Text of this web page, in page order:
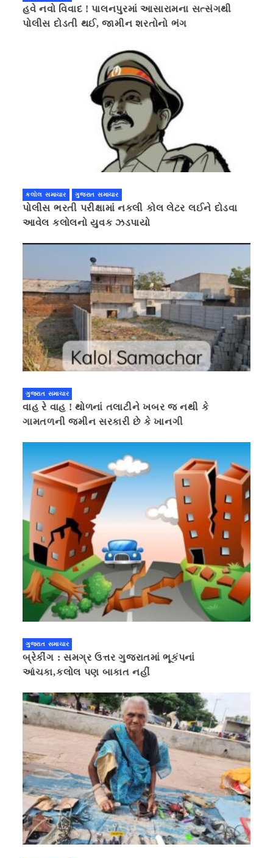
હવે નવો વિવાદ ! પાલનપુરમાં આસારામના સત્સંગથી
પોલીસ દોડતી થઈ, જામીન શરતોનો ભંગ
કલોલ સમાચાર ગુજરાત સમાચાર
પોલીસ ભરતી પરીક્ષામાં નકલી કોલ લેટર લઈને દોડવા
આવેલ કલોલનો યુવક ઝડપાયો
ગુજરાત સમાચાર
વાહ રે વાહ ! થોળનાં તલાટીને ખબર જ નથી કે
ગામતળની જમીન સરકારી છે કે ખાનગી
ગુજરાત સમાચાર
બ્રેકીંગ : સમગ્ર ઉત્તર ગુજરાતમાં ભૂકંપનાં
આંચકા,કલોલ પણ બાકાત નહીં